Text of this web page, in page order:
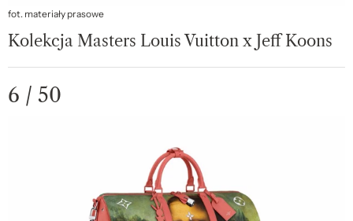
fot. materiały prasowe
Kolekcja Masters Louis Vuitton x Jeff Koons
6 / 50